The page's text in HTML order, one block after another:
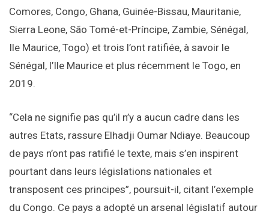
Comores, Congo, Ghana, Guinée-Bissau, Mauritanie,
Sierra Leone, São Tomé-et-Príncipe, Zambie, Sénégal,
Ile Maurice, Togo) et trois l’ont ratifiée, à savoir le
Sénégal, l’Ile Maurice et plus récemment le Togo, en
2019.
“Cela ne signifie pas qu’il n’y a aucun cadre dans les
autres Etats, rassure Elhadji Oumar Ndiaye. Beaucoup
de pays n’ont pas ratifié le texte, mais s’en inspirent
pourtant dans leurs législations nationales et
transposent ces principes”, poursuit-il, citant l’exemple
du Congo. Ce pays a adopté un arsenal législatif autour